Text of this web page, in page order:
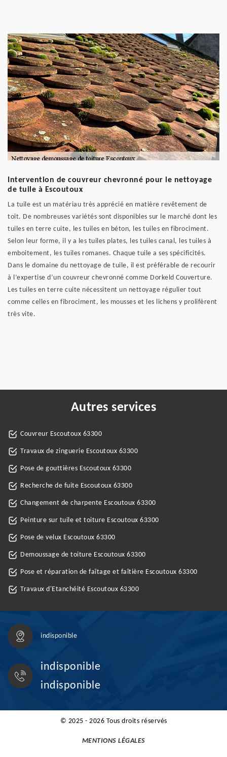
Intervention de couvreur chevronné pour le nettoyage
de tuile à Escoutoux
La tuile est un matériau très apprécié en matière revêtement de
toit. De nombreuses variétés sont disponibles sur le marché dont les
tuiles en terre cuite, les tuiles en béton, les tuiles en fibrociment.
Selon leur forme, il y a les tuiles plates, les tuiles canal, les tuiles à
emboitement, les tuiles romanes. Chaque tuile a ses spécificités.
Dans le domaine du nettoyage de tuile, il est préférable de recourir
à l’expertise d’un couvreur chevronné comme Dorkeld Couverture.
Les tuiles en terre cuite nécessitent un nettoyage régulier tout
comme celles en fibrociment, les mousses et les lichens y prolifèrent
très vite.
Autres services
Couvreur Escoutoux 63300
Travaux de zinguerie Escoutoux 63300
Pose de gouttières Escoutoux 63300
Recherche de fuite Escoutoux 63300
Changement de charpente Escoutoux 63300
Peinture sur tuile et toiture Escoutoux 63300
Pose de velux Escoutoux 63300
Demoussage de toiture Escoutoux 63300
Pose et réparation de faîtage et faîtière Escoutoux 63300
Travaux d'Etanchéité Escoutoux 63300
indisponible
indisponible
indisponible
© 2025 - 2026 Tous droits réservés
MENTIONS LÉGALES